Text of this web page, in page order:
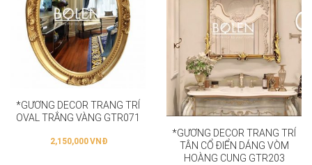
*GƯƠNG DECOR TRANG TRÍ
OVAL TRẮNG VÀNG GTR071
2,150,000VNĐ
*GƯƠNG DECOR TRANG TRÍ
TÂN CỔ ĐIỂN DÁNG VÒM
HOÀNG CUNG GTR203